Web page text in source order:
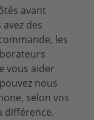
avant
des
les
vous aider
nous
selon vos
différence.